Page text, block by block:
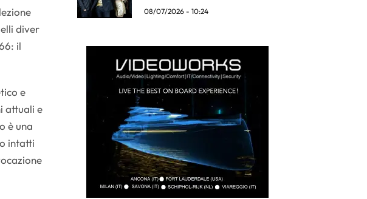
diver
il
e
attuali e
è una
intatti
08/07/2026 - 10:24